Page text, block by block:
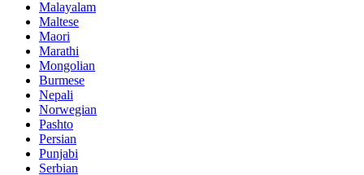
Malayalam
Maltese
Maori
Marathi
Mongolian
Burmese
Nepali
Norwegian
Pashto
Persian
Punjabi
Serbian